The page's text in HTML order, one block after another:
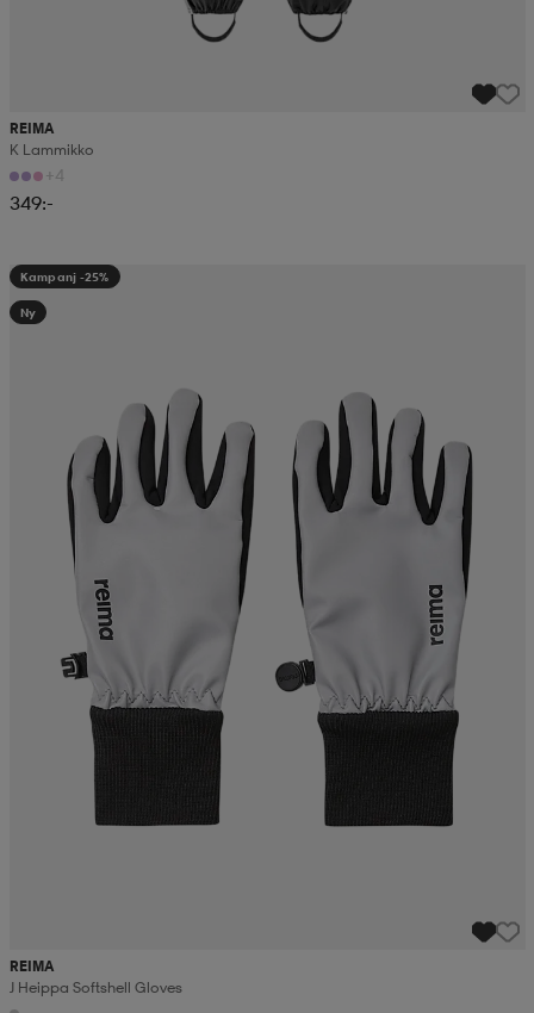
REIMA
K Lammikko
+4
349:-
Kampanj -25%
Ny
REIMA
J Heippa Softshell Gloves